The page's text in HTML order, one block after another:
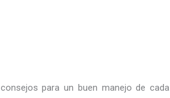
para un buen manejo de cada